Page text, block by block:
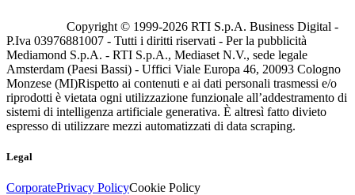
Copyright © 1999-2026 RTI S.p.A. Business Digital -
P.Iva 03976881007 - Tutti i diritti riservati - Per la pubblicità
Mediamond S.p.A. - RTI S.p.A., Mediaset N.V., sede legale
Amsterdam (Paesi Bassi) - Uffici Viale Europa 46, 20093 Cologno
Monzese (MI)Rispetto ai contenuti e ai dati personali trasmessi e/o
riprodotti è vietata ogni utilizzazione funzionale all’addestramento di
sistemi di intelligenza artificiale generativa. È altresì fatto divieto
espresso di utilizzare mezzi automatizzati di data scraping.
Legal
CorporatePrivacy PolicyCookie Policy